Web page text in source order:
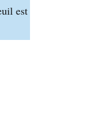
est